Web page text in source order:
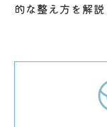
的な整え方を解説